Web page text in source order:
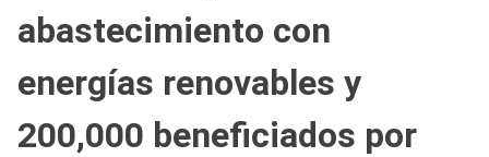
abastecimiento con
energías renovables y
200,000 beneficiados por